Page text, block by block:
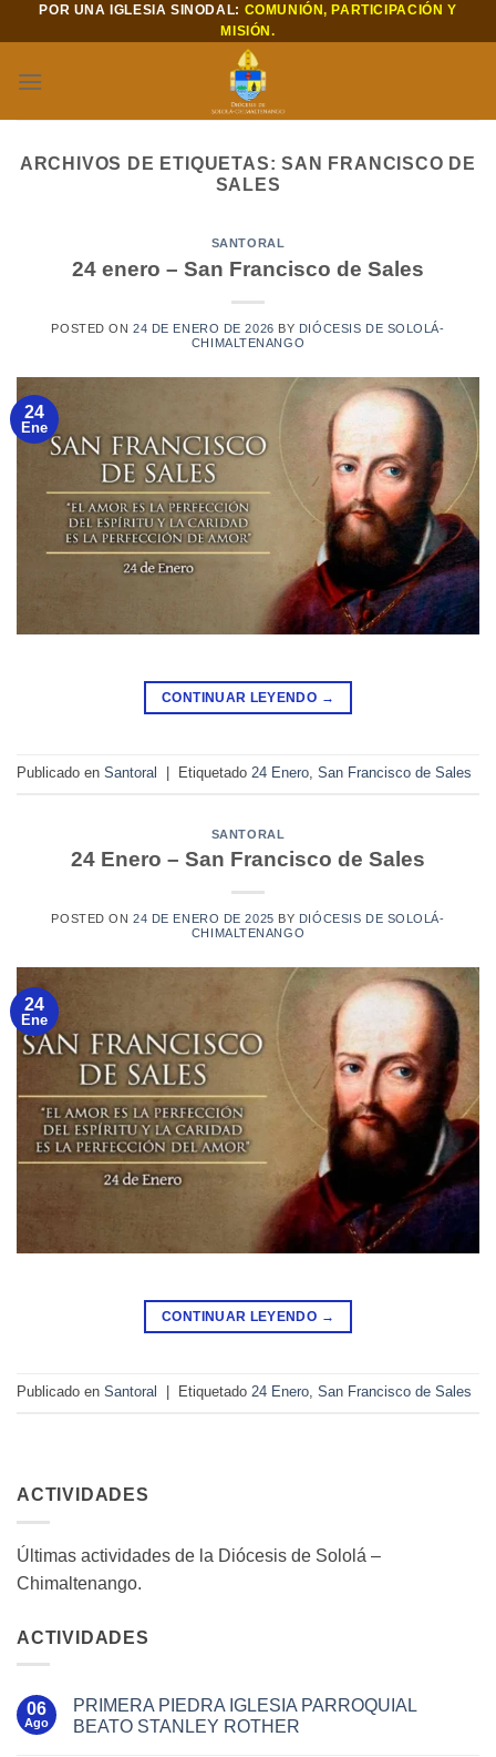
Saltar
al
POR UNA IGLESIA SINODAL: COMUNIÓN, PARTICIPACIÓN Y
MISIÓN.
ARCHIVOS DE ETIQUETAS:SAN FRANCISCO DE
SALES
SANTORAL
24 enero – San Francisco de Sales
POSTED ON24 DE ENERO DE 2026 BY DIÓCESIS DE SOLOLÁ-
CHIMALTENANGO
24
Ene
CONTINUAR LEYENDO →
Publicado en Santoral Etiquetado 24 Enero San Francisco de Sales
SANTORAL
24 Enero – San Francisco de Sales
POSTED ON24 DE ENERO DE 2025 BY DIÓCESIS DE SOLOLÁ-
CHIMALTENANGO
24
Ene
CONTINUAR LEYENDO →
Publicado en Santoral Etiquetado 24 Enero, San Francisco de Sales
ACTIVIDADES
Últimas actividades de la Diócesis de Sololá –
Chimaltenango.
ACTIVIDADES
06
Ago
PRIMERA PIEDRA IGLESIA PARROQUIAL
BEATO STANLEY ROTHER